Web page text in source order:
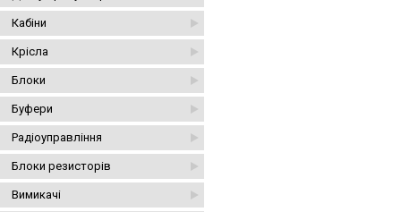
Кабіни
Крісла
Блоки
Буфери
Радіоуправління
Блоки резисторів
Вимикачі